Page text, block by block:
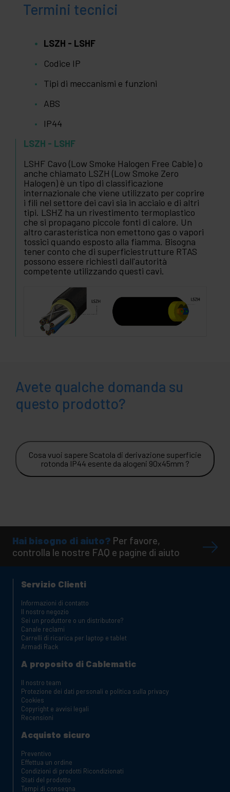
Termini tecnici
LSZH - LSHF
Codice IP
Tipi di meccanismi e funzioni
ABS
IP44
LSZH - LSHF
LSHF Cavo (Low Smoke Halogen Free Cable) o
anche chiamato LSZH (Low Smoke Zero
Halogen) è un tipo di classificazione
internazionale che viene utilizzato per coprire
i fili nel settore dei cavi sia in acciaio e di altri
tipi. LSHZ ha un rivestimento termoplastico
che si propagano piccole fonti di calore. Un
altro carasterística non emettono gas o vapori
tossici quando esposto alla fiamma. Bisogna
tener conto che di superficiestrutture RTAS
possono essere richiesti dall'autorità
competente utilizzando questi cavi.
Avete qualche domanda su
questo prodotto?
Cosa vuoi sapere Scatola di derivazione superficie
rotonda IP44 esente da alogeni 90x45mm ?
Hai bisogno di aiuto? Per favore,
controlla le nostre FAQ e pagine di aiuto
Servizio Clienti
Informazioni di contatto
Il nostro negozio
Sei un produttore o un distributore?
Canale reclami
Carrelli di ricarica per laptop e tablet
Armadi Rack
A proposito di Cablematic
Il nostro team
Protezione dei dati personali e politica sulla privacy
Cookies
Copyright e avvisi legali
Recensioni
Acquisto sicuro
Preventivo
Effettua un ordine
Condizioni di prodotti Ricondizionati
Stati del prodotto
Tempi di consegna